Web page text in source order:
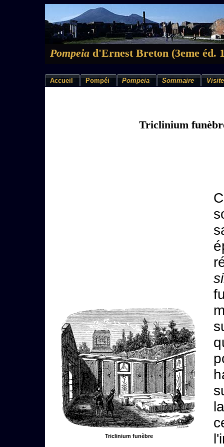
Pompeia d'Ernest Breton (3eme éd.
Accueil Pompéi Pompeia Sommaire Visite
Triclinium
Triclinium funèbre